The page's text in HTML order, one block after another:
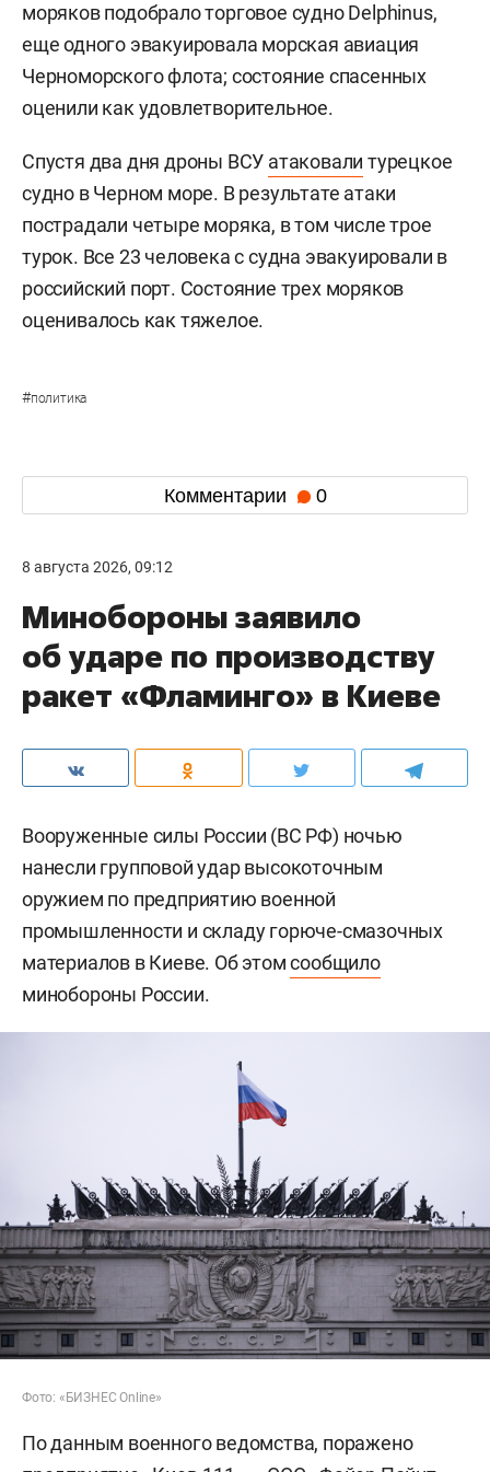
моряков подобрало торговое судно Delphinus,
еще одного эвакуировала морская авиация
Черноморского флота; состояние спасенных
оценили как удовлетворительное.
Спустя два дня дроны ВСУ атаковали турецкое
судно в Черном море. В результате атаки
пострадали четыре моряка, в том числе трое
турок. Все 23 человека с судна эвакуировали в
российский порт. Состояние трех моряков
оценивалось как тяжелое.
#политика
Комментарии 0
8 августа 2026, 09:12
Минобороны заявило
об ударе по производству
ракет «Фламинго» в Киеве
Вооруженные силы России (ВС РФ) ночью
нанесли групповой удар высокоточным
оружием по предприятию военной
промышленности и складу горюче-смазочных
материалов в Киеве. Об этомсообщило
минобороны России.
Фото: «БИЗНЕС Online»
По данным военного ведомства, поражено